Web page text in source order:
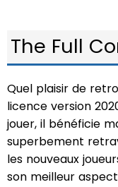
The Full
Quel plaisir de
licence version
jouer, il bénéficie
superbement
les nouveaux
son meilleur